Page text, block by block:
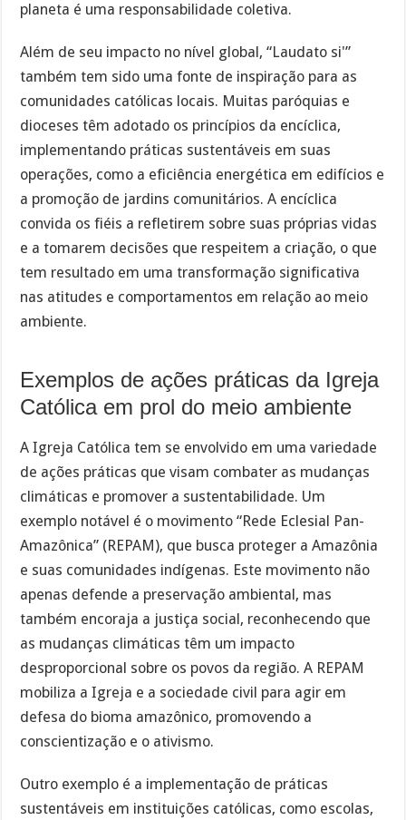
planeta é uma responsabilidade coletiva.
Além de seu impacto no nível global, “Laudato si'”
também tem sido uma fonte de inspiração para as
comunidades católicas locais. Muitas paróquias e
dioceses têm adotado os princípios da encíclica,
implementando práticas sustentáveis em suas
operações, como a eficiência energética em edifícios e
a promoção de jardins comunitários. A encíclica
convida os fiéis a refletirem sobre suas próprias vidas
e a tomarem decisões que respeitem a criação, o que
tem resultado em uma transformação significativa
nas atitudes e comportamentos em relação ao meio
ambiente.
Exemplos de ações práticas da Igreja
Católica em prol do meio ambiente
A Igreja Católica tem se envolvido em uma variedade
de ações práticas que visam combater as mudanças
climáticas e promover a sustentabilidade. Um
exemplo notável é o movimento “Rede Eclesial Pan-
Amazônica” (REPAM), que busca proteger a Amazônia
e suas comunidades indígenas. Este movimento não
apenas defende a preservação ambiental, mas
também encoraja a justiça social, reconhecendo que
as mudanças climáticas têm um impacto
desproporcional sobre os povos da região. A REPAM
mobiliza a Igreja e a sociedade civil para agir em
defesa do bioma amazônico, promovendo a
conscientização e o ativismo.
Outro exemplo é a implementação de práticas
sustentáveis em instituições católicas, como escolas,